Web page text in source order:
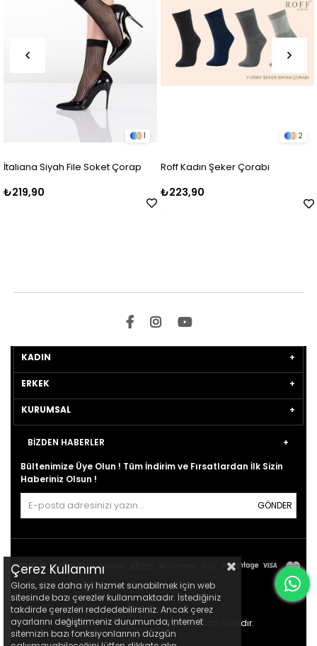
1
Siyah File Soket Çorap
2
Roff Kadın Şeker Çorabı
₺223,90
KADIN
ERKEK
KURUMSAL
BİZDEN HABERLER
Bültenimize Üye Olun ! Tüm İndirim ve Fırsatlardan İlk Sizin
Haberiniz Olsun !
GÖNDER
© 2021gloris.com.tr- Tüm Hakları Saklıdır.
Çerez Kullanımı
Gloris, size daha iyi hizmet sunabilmek için web
sitesinde bazı çerezler kullanmaktadır. İstediğiniz
takdirde çerezleri reddedebilirsiniz. Ancak çerez
ayarlarını değiştirmeniz durumunda, internet
sitemizin bazı fonksiyonlarının düzgün